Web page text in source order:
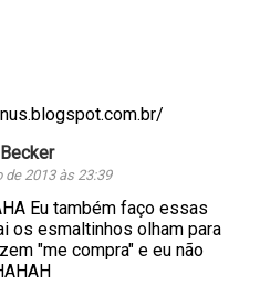
de 2013 às 23:39
Eu também faço essas
os esmaltinhos olham para
"me compra" e eu não